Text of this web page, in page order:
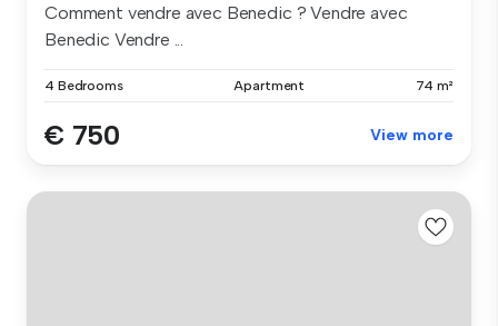
Comment vendre avec Benedic ? Vendre avec
Benedic Vendre ...
4 Bedrooms Apartment 74 m²
€ 750 View more